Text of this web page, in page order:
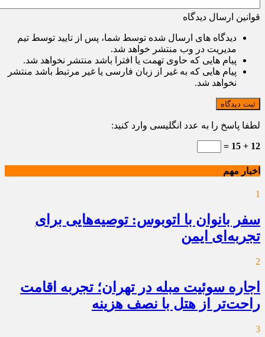
قوانین ارسال دیدگاه
دیدگاه های ارسال شده توسط شما، پس از تایید توسط تیم
مدیریت در وب منتشر خواهد شد.
پیام هایی که حاوی تهمت یا افترا باشد منتشر نخواهد شد.
پیام هایی که به غیر از زبان فارسی یا غیر مرتبط باشد منتشر
نخواهد شد.
ثبت دیدگاه
لطفا پاسخ را به عدد انگلیسی وارد کنید:
12 + 15 =
اخبار مهم
1
سفر بانوان با اتوبوس: توصیه‌هایی برای
تجربه‌ای ایمن
2
اجاره سوئیت مبله در تهران؛ تجربه اقامت
راحت‌تر از هتل با نصف هزینه
3